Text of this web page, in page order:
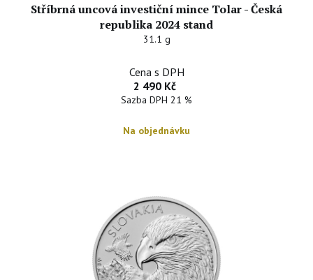
Stříbrná uncová investiční mince Tolar - Česká
republika 2024 stand
31.1 g
Cena s DPH
2 490 Kč
Sazba DPH 21 %
Na objednávku